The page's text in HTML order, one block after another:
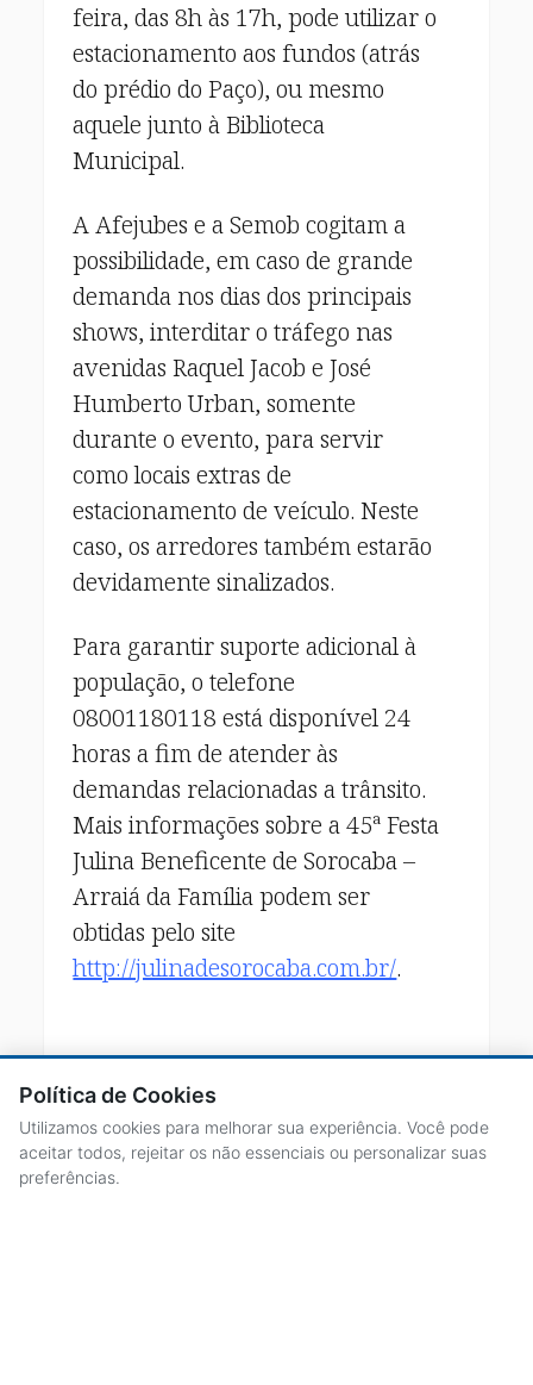
feira, das 8h às 17h, pode utilizar o
estacionamento aos fundos (atrás
do prédio do Paço), ou mesmo
aquele junto à Biblioteca
Municipal.
A Afejubes e a Semob cogitam a
possibilidade, em caso de grande
demanda nos dias dos principais
shows, interditar o tráfego nas
avenidas Raquel Jacob e José
Humberto Urban, somente
durante o evento, para servir
como locais extras de
estacionamento de veículo. Neste
caso, os arredores também estarão
devidamente sinalizados.
Para garantir suporte adicional à
população, o telefone
08001180118 está disponível 24
horas a fim de atender às
demandas relacionadas a trânsito.
Mais informações sobre a 45ª Festa
Julina Beneficente de Sorocaba –
Arraiá da Família podem ser
obtidas pelo site
http://julinadesorocaba.com.br/.
Política de Cookies
Utilizamos cookies para melhorar sua experiência. Você pode
aceitar todos, rejeitar os não essenciais ou personalizar suas
preferências.